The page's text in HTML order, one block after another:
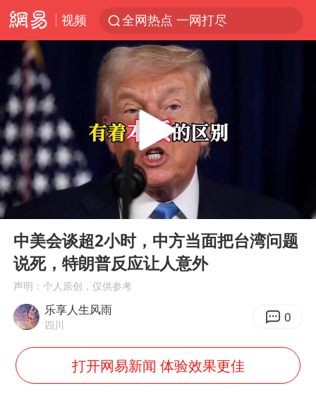
视频 全网热点 一网打尽
Play
中美会谈超2小时，中方当面把台湾问题
说死，特朗普反应让人意外
声明：个人原创，仅供参考
乐享人生风雨
四川 0
打开网易新闻 体验效果更佳